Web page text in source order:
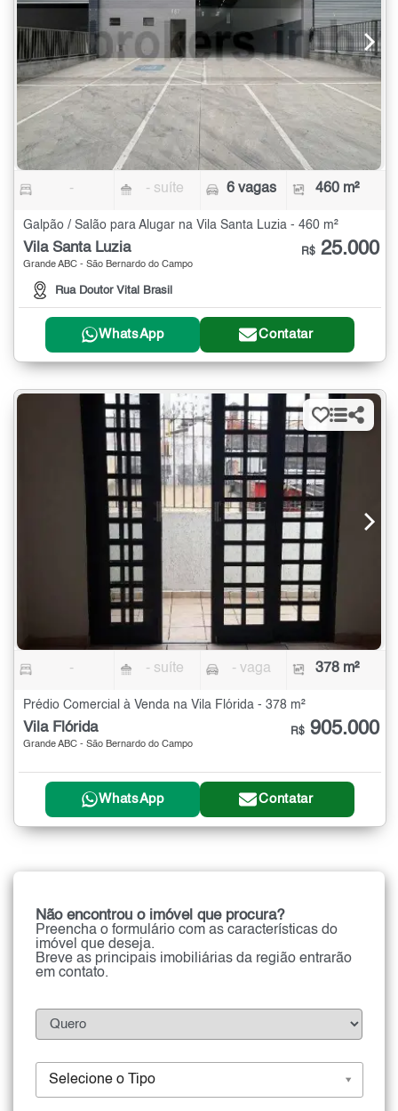
- - suíte 6 vagas 460 m²
Galpão / Salão para Alugar na Vila Santa Luzia - 460 m²
Vila Santa Luzia
Grande ABC - São Bernardo do Campo
Rua Doutor Vital Brasil
R$ 25.000
WhatsApp Contatar
- - suíte - vaga 378 m²
Prédio Comercial à Venda na Vila Flórida - 378 m²
Vila Flórida
Grande ABC - São Bernardo do Campo
R$ 905.000
WhatsApp Contatar
Não encontrou o imóvel que procura?
Preencha o formulário com as características do
imóvel que deseja.
Breve as principais imobiliárias da região entrarão
em contato.
Selecione o Tipo